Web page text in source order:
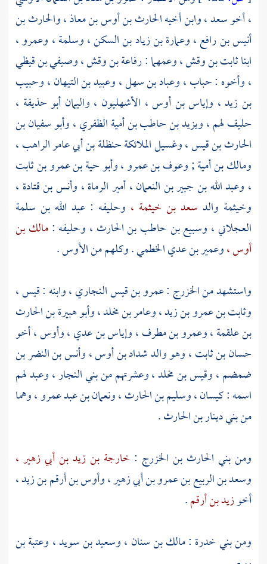
،أخوسعد ،وابن أخيهالحارث بن أوس بن معاذ ،والحارث بن
أنيس بن رافع ،وعمارة بن زياد بن السكن،وسلمة ، وعمرو ،
ابناثابت بن وقش ،وعمهما :رفاعة بن وقش ،وصيفي بن قيظي
،وأخوه :حباب ،وعباد بن سهل ،وعبيد بن التيهان ،وحبيب
بن زيد ، وإياس بن أوس ، الأشهليون ، واليمان أبو حذيفة ،
حليف لهم ،ويزيد بن حاطب بن أمية الظفري ،وأبو سفيان بن
الحارث بن قيس ،وغسيل الملائكةحنظلة بن أبي عامر الراهب ،
ومالك بن أمية ;وعوف بن عمرو ،وأبو حية بن عمرو بن ثابت
، وعبد الله بن جبير بن النعمان ،أمير الرماة ، وأنس بن قتادة ،
وخيثمة والد سعد بن خيثمة ، وحليفه : عبد الله بن سلمة
العجلاني ، وسبيع بن حاطب بن الحارث ، وحليفه :مالك بن
أوس ،وعمير بن عدي الخطمي. وكلهم منالأوس.
واستشهد منالخزرج :عمرو بن قيس النجاري ،وابنه :قيس ،
وثابت بن عمرو بن زيد ،وعامر بن مخلد ،وأبو هبيرة بن الحارث
بن علقمة ،وعمرو بن مطرف ،وإياس بن عدي ،وأوس ،أخو
حسان بن ثابت ،وهو والدشداد بن أوس ،وأنس بن النضر بن
ضمضم ،وقيس بن مخلد ،وعشرتهم منبني النجار ،وعبد لهم
اسمه :كيسان ،وسليم بن الحارث ،ونعمان بن عبد عمرو ،وهما
من بنيدينار بن الحارث.
ومن بني الحارث بن الخزرج : خارجة بن زيد بن أبي زهير ،
وسعد بن الربيع بن عمرو بن أبي زهير ،وأوس بن أرقم بن زيد ،
أخوزيد بن أرقم.
ومنبني خدرة :مالك بن سنان ،وسعيد بن سويد ، وعتبة بن